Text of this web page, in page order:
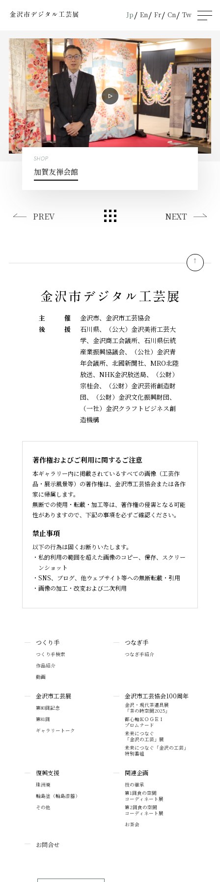
Jp En Fr Cn Tw
men
SHOP
加賀友禅会館
PREV NEXT
主 催
金沢市、金沢市工芸協会
後
援
石川県、（公大）金沢美術工芸大
学、金沢商工会議所、石川県伝統
産業振興協議会、
（公社）金沢青
年会議所、北國新聞社、MRO北陸
放送、NHK金沢放送局、（公財）
宗桂会、
（公財）金沢芸術創造財
団、（公財）金沢文化振興財団、
（一社）金沢クラフトビジネス創
造機構
著作権およびご利用に関するご注意
本ギャラリー内に掲載されているすべての画像（工芸作
品・展示風景等）の著作権は、金沢市工芸協会または各作
家に帰属します。
無断での使用・転載・加工等は、著作権の侵害となる可能
性がありますので、下記の事項を必ずご確認ください。
禁止事項
以下の行為は固くお断りいたします。
私的利用の範囲を超えた画像のコピー、保存、スクリー
ンショット
SNS、ブログ、他ウェブサイト等への無断転載・引用
画像の加工・改変および二次利用
つくり手
つくり手検索
作品紹介
動画
つなぎ手
つなぎ手紹介
金沢市工芸展
第80回記念
第81回
ギャラリートーク
金沢市工芸協会100周年
金沢・現代茶道具展
「茶の時空間2025」
都心軸ＫＯＧＥＩ
プロムナード
未来につなぐ
「金沢の工芸」展
未来につなぐ「金沢の工芸」
特別番組
復興支援
珠洲焼
輪島塗（輪島漆器）
その他
関連企画
技の継承
第1回食の空間
コーディネート展
第2回食の空間
コーディネート展
お茶会
お問合せ